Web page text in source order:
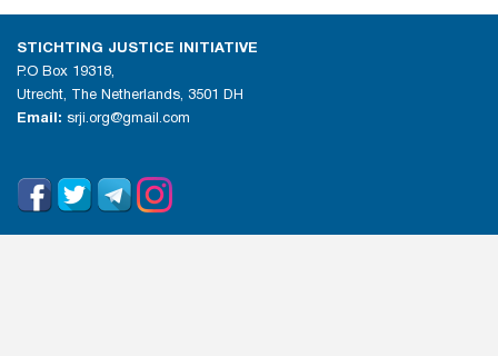
STICHTING JUSTICE INITIATIVE
P.O Box 19318,
Utrecht, The Netherlands, 3501 DH
Email: srji.org@gmail.com